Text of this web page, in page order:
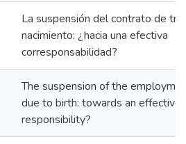
La suspensión del contrato de
nacimiento: ¿hacia una efectiva
corresponsabilidad?
The suspension of the
due to birth: towards an effective
responsibility?